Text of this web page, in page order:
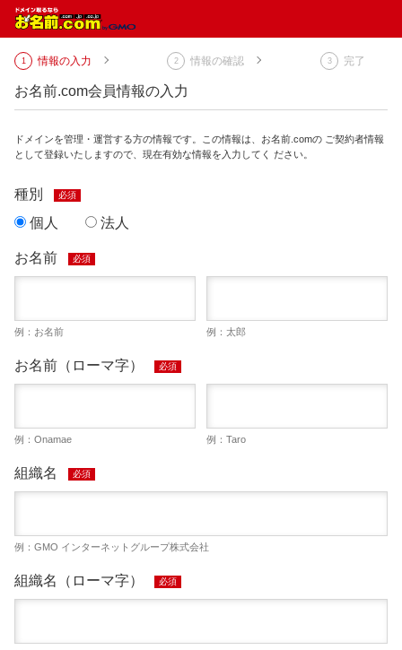
情報の入力 情報の確認 完了
お名前.com会員情報の入力
ドメインを管理・運営する方の情報です。この情報は、お名前.comの ご契約者情報
として登録いたしますので、現在有効な情報を入力してく ださい。
種別 必須
個人 法人
お名前 必須
例：お名前 例：太郎
お名前（ローマ字） 必須
例：Onamae 例：Taro
組織名 必須
例：GMO インターネットグループ株式会社
組織名（ローマ字） 必須